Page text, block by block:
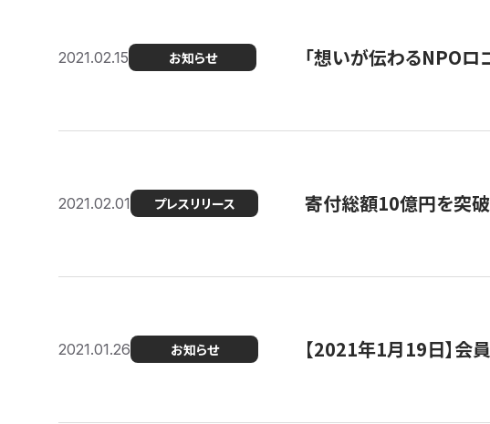
2021.02.15 お知らせ 「想いが伝わるNPOロ
2021.02.01 プレスリリース 寄付総額10億円を突
2021.01.26 お知らせ 【2021年1月19日】会